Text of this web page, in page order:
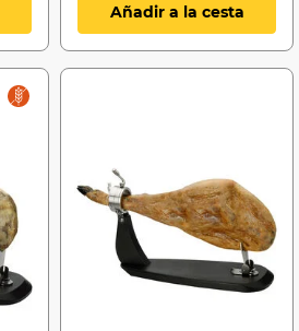
Añadir a la cesta